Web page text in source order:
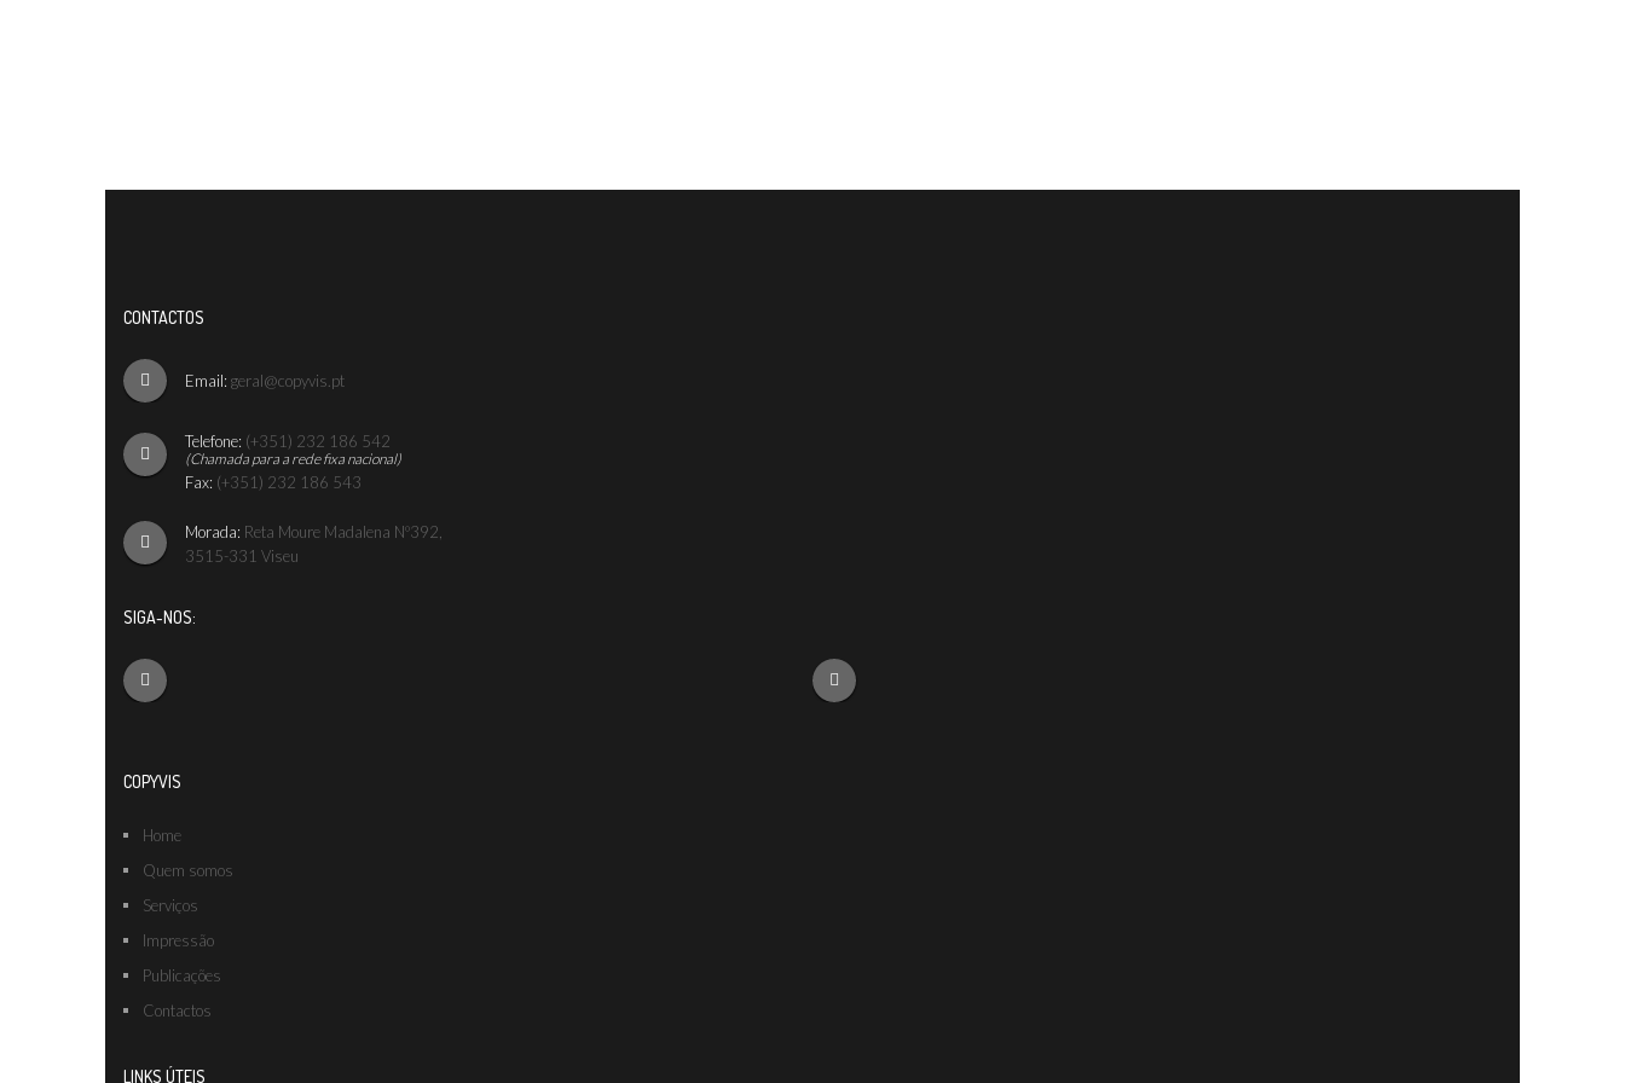
CONTACTOS
Email: geral@copyvis.pt
Telefone: (+351) 232 186 542
(Chamada para a rede fixa nacional)
Fax: (+351) 232 186 543
Morada: Reta Moure Madalena Nº392,
3515-331 Viseu
SIGA-NOS:
COPYVIS
Home
Quem somos
Serviços
Impressão
Publicações
Contactos
LINKS ÚTEIS